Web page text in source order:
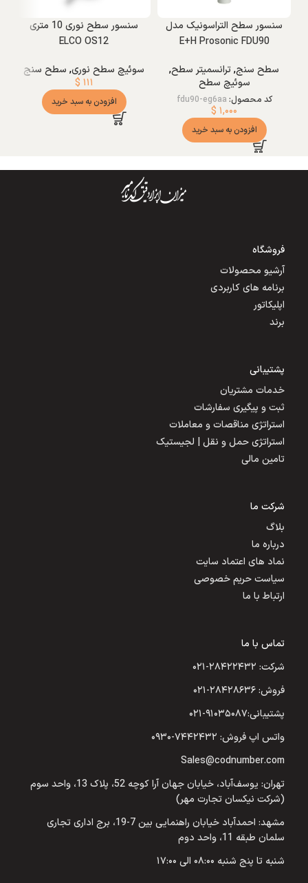
سنسور سطح التراسونیک مدل
E+H Prosonic FDU90
سطح سنج,ترانسمیتر سطح,
سوئیچ سطح
کد محصول: fdu90-eg6aa
$ ۱,۰۰۰
افزودن به سبد خرید
سنسور سطح نوری 10 متری
ELCO OS12
سوئیچ سطح نوری, سطح سنج
$ ۱۱۱
افزودن به سبد خرید
فروشگاه
آرشیو محصولات
برنامه های کاربردی
اپلیکاتور
برند
پشتیبانی
خدمات مشتریان
ثبت و پیگیری سفارشات
استراتژی مناقصات و معاملات
استراتژی حمل و نقل | لجیستیک
تامین مالی
شرکت ما
بلاگ
درباره ما
نماد های اعتماد سایت
سیاست حریم خصوصی
ارتباط با ما
تماس با ما
شرکت: ۲۸۴۲۲۴۳۲-۰۲۱
فروش: ۲۸۴۲۸۶۳۶-۰۲۱
پشتیبانی:۹۱۰۳۵۰۸۷-۰۲۱
واتس اپ فروش: ۷۴۴۲۴۳۲-۰۹۳۰
Sales@codnumber.com
تهران: یوسف‌آباد، خیابان جهان آرا کوچه 52، پلاک 13، واحد سوم
(شرکت نیکسان تجارت مهر)
مشهد: احمدآباد خیابان راهنمایی بین 7-19، برج اداری تجاری
سلمان طبقه 11، واحد دوم
شنبه تا پنج شنبه ۰۸:۰۰ الی ۱۷:۰۰